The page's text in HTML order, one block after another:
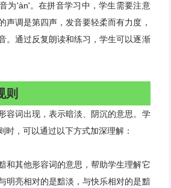
为'àn'。在拼音学习中，学生需要注意
声调是第四声，发音要轻柔而有力度，
。通过反复朗读和练习，学生可以逐渐
则
容词出现，表示暗淡、阴沉的意思。学
时，可以通过以下方式加深理解：
和其他形容词的意思，帮助学生理解它
明亮相对的是黯淡，与快乐相对的是黯